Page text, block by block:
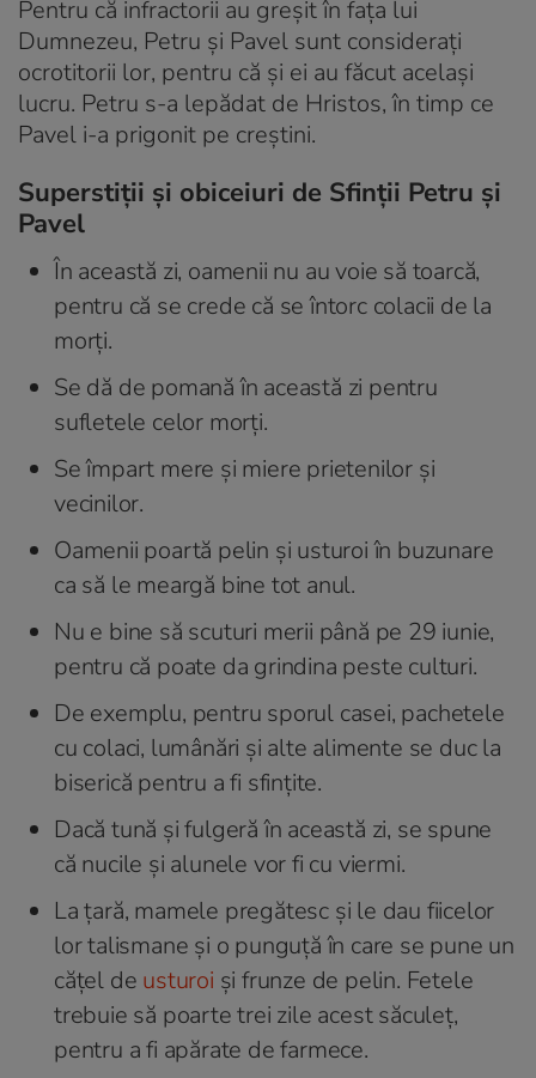
Pentru că infractorii au greșit în fața lui
Dumnezeu, Petru și Pavel sunt considerați
ocrotitorii lor, pentru că și ei au făcut același
lucru. Petru s-a lepădat de Hristos, în timp ce
Pavel i-a prigonit pe creștini.
Superstiții și obiceiuri de Sfinții Petru și
Pavel
În această zi, oamenii nu au voie să toarcă,
pentru că se crede că se întorc colacii de la
morți.
Se dă de pomană în această zi pentru
sufletele celor morți.
Se împart mere și miere prietenilor și
vecinilor.
Oamenii poartă pelin și usturoi în buzunare
ca să le meargă bine tot anul.
Nu e bine să scuturi merii până pe 29 iunie,
pentru că poate da grindina peste culturi.
De exemplu, pentru sporul casei, pachetele
cu colaci, lumânări și alte alimente se duc la
biserică pentru a fi sfințite.
Dacă tună și fulgeră în această zi, se spune
că nucile și alunele vor fi cu viermi.
La țară, mamele pregătesc și le dau fiicelor
lor talismane și o punguță în care se pune un
cățel de usturoi și frunze de pelin. Fetele
trebuie să poarte trei zile acest săculeț,
pentru a fi apărate de farmece.